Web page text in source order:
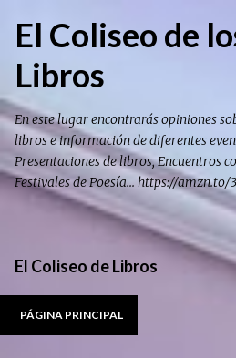
Ir al contenido
El Coliseo de
Libros
En este lugar encontrarás opiniones
libros e información de diferentes
Presentaciones de libros, Encuentros
Festivales de Poesía... https://amzn.to/
El Coliseo de Libros
PÁGINA PRINCIPAL